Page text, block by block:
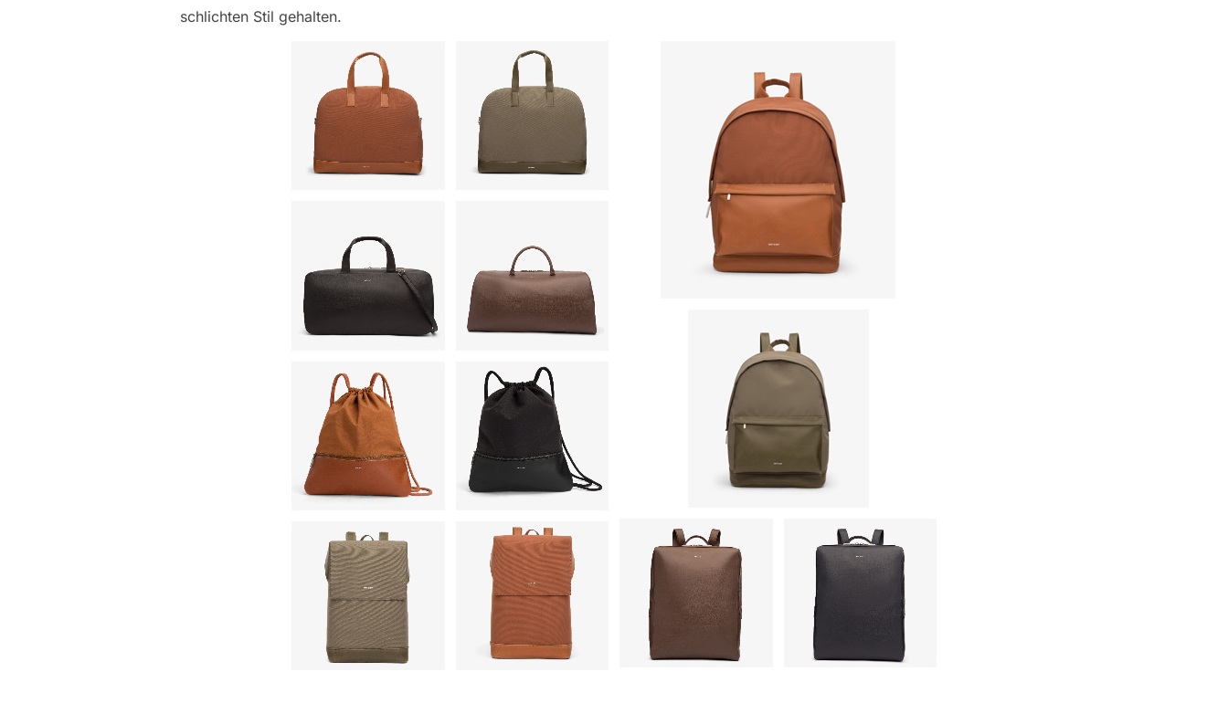
schlichten Stil gehalten.